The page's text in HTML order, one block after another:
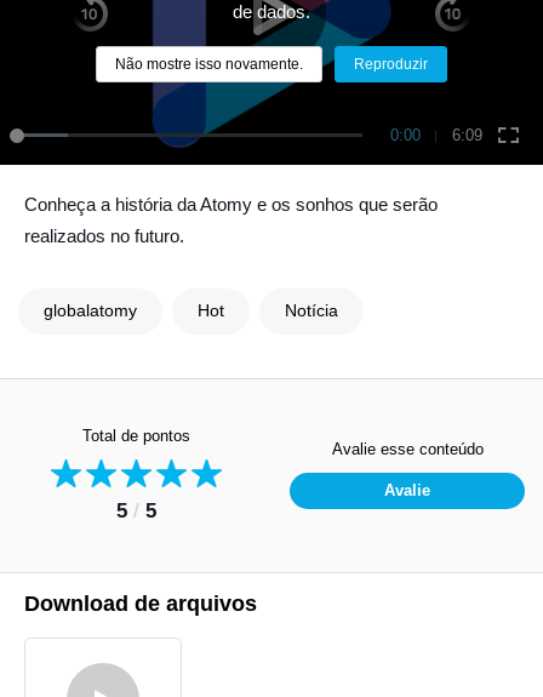
0:00 6:09
de dados.
Não mostre isso novamente. Reproduzir
Conheça a história da Atomy e os sonhos que serão
realizados no futuro.
globalatomy Hot Notícia
Total de pontos
5/ 5
Avalie esse conteúdo
Avalie
Download de arquivos